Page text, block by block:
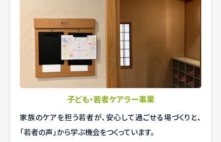
子ども・若者ケアラー事業
家族のケアを担う若者が、安心して過ごせる場づくりと、
「若者の声」から学ぶ機会をつくっています。